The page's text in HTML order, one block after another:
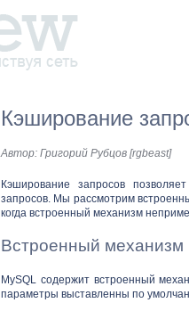
Кэширование
Автор: Григорий Рубцов [rgbeast]
Кэширование запросов
запросов. Мы рассмотрим
когда встроенный механизм
Встроенный механизм
MySQL содержит встроенный
параметры выставленны по